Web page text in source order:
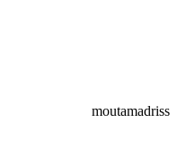
moutamadriss